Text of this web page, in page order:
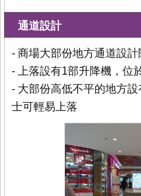
通道設計
- 商場大部份地方通道設
- 上落設有1部升降機，位
- 大部份高低不平的地方
士可輕易上落